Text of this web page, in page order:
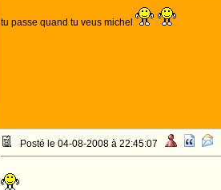
tu passe quand tu veus michel
Posté le 04-08-2008 à 22:45:07